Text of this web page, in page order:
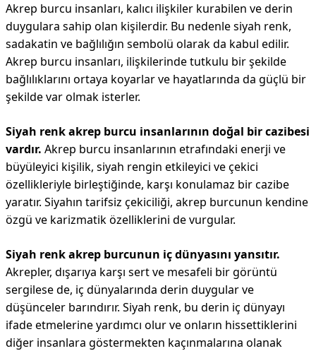
Akrep burcu insanları, kalıcı ilişkiler kurabilen ve derin
duygulara sahip olan kişilerdir. Bu nedenle siyah renk,
sadakatin ve bağlılığın sembolü olarak da kabul edilir.
Akrep burcu insanları, ilişkilerinde tutkulu bir şekilde
bağlılıklarını ortaya koyarlar ve hayatlarında da güçlü bir
şekilde var olmak isterler.
Siyah renk akrep burcu insanlarının doğal bir cazibesi
vardır. Akrep burcu insanlarının etrafındaki enerji ve
büyüleyici kişilik, siyah rengin etkileyici ve çekici
özellikleriyle birleştiğinde, karşı konulamaz bir cazibe
yaratır. Siyahın tarifsiz çekiciliği, akrep burcunun kendine
özgü ve karizmatik özelliklerini de vurgular.
Siyah renk akrep burcunun iç dünyasını yansıtır.
Akrepler, dışarıya karşı sert ve mesafeli bir görüntü
sergilese de, iç dünyalarında derin duygular ve
düşünceler barındırır. Siyah renk, bu derin iç dünyayı
ifade etmelerine yardımcı olur ve onların hissettiklerini
diğer insanlara göstermekten kaçınmalarına olanak